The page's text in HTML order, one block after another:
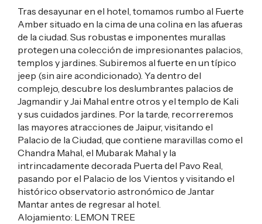
Tras desayunar en el hotel, tomamos rumbo al Fuerte
Amber situado en la cima de una colina en las afueras
de la ciudad. Sus robustas e imponentes murallas
protegen una colección de impresionantes palacios,
templos y jardines. Subiremos al fuerte en un típico
jeep (sin aire acondicionado). Ya dentro del
complejo, descubre los deslumbrantes palacios de
Jagmandir y Jai Mahal entre otros y el templo de Kali
y sus cuidados jardines. Por la tarde, recorreremos
las mayores atracciones de Jaipur, visitando el
Palacio de la Ciudad, que contiene maravillas como el
Chandra Mahal, el Mubarak Mahal y la
intrincadamente decorada Puerta del Pavo Real,
pasando por el Palacio de los Vientos y visitando el
histórico observatorio astronómico de Jantar
Mantar antes de regresar al hotel.
Alojamiento: LEMON TREE